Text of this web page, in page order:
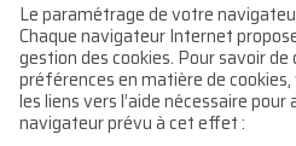
Le paramétrage de votre
Chaque navigateur Internet
gestion des cookies. Pour savoir
préférences en matière de
les liens vers l’aide nécessaire
navigateur prévu à cet effet :